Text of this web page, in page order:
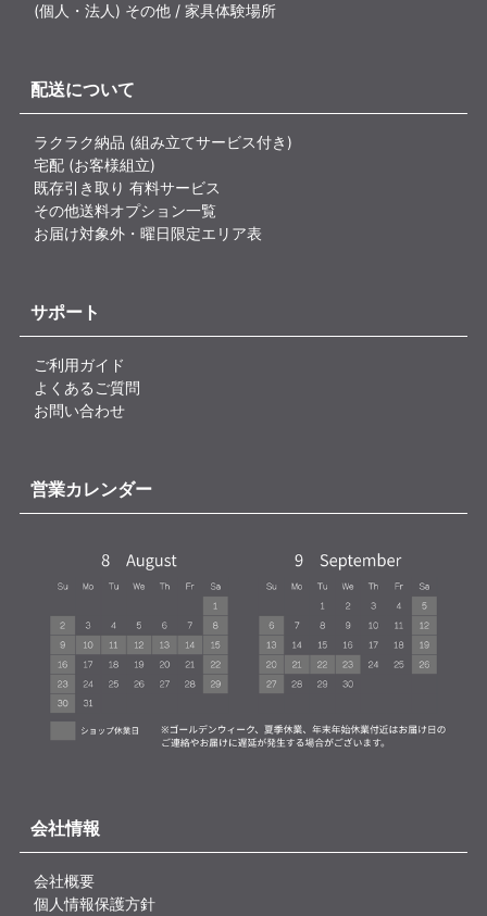
(個人・法人) その他 / 家具体験場所
配送について
ラクラク納品 (組み立てサービス付き)
宅配 (お客様組立)
既存引き取り 有料サービス
その他送料オプション一覧
お届け対象外・曜日限定エリア表
サポート
ご利用ガイド
よくあるご質問
お問い合わせ
営業カレンダー
会社情報
会社概要
個人情報保護方針